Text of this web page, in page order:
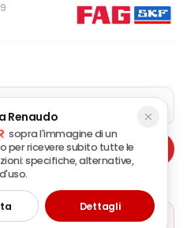
Aggiungi
Modifica
Renaudo
sopra l'immagine di un
per ricevere subito tutte le
specifiche, alternative,
Dettagli